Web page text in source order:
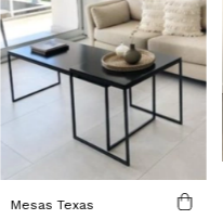
Mesas Texas